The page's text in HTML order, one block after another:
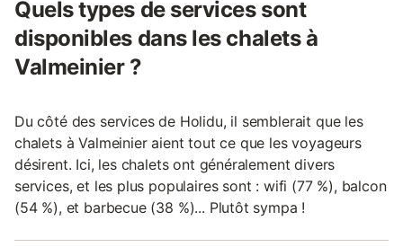
Quels types de services sont
disponibles dans les chalets à
Valmeinier ?
Du côté des services de Holidu, il semblerait que les
chalets à Valmeinier aient tout ce que les voyageurs
désirent. Ici, les chalets ont généralement divers
services, et les plus populaires sont : wifi (77 %), balcon
(54 %), et barbecue (38 %)... Plutôt sympa !